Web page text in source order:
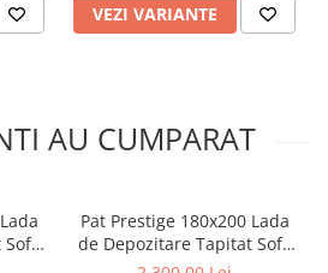
VEZI VARIANTE
AU CUMPARAT
Pat Prestige 180x200 Lada
de Depozitare Tapitat Sofa
Bej (cod:ML2514)